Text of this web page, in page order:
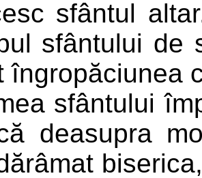
sfântul
sfântului de
îngropăciunea
sfântului
deasupra